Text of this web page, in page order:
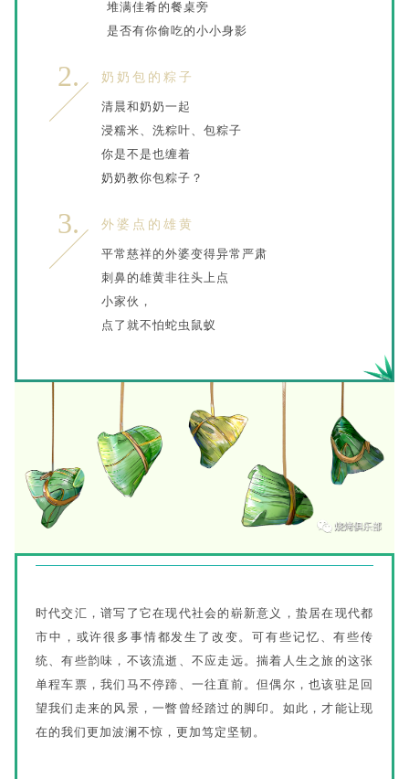
堆满佳肴的餐桌旁
是否有你偷吃的小小身影
2. 奶奶包的粽子
清晨和奶奶一起
浸糯米、洗粽叶、包粽子
你是不是也缠着
奶奶教你包粽子？
3. 外婆点的雄黄
平常慈祥的外婆变得异常严肃
刺鼻的雄黄非往头上点
小家伙，
点了就不怕蛇虫鼠蚁
时代交汇，谱写了它在现代社会的崭新意义，蛰居在现代都
市中，或许很多事情都发生了改变。可有些记忆、有些传
统、有些韵味，不该流逝、不应走远。揣着人生之旅的这张
单程车票，我们马不停蹄、一往直前。但偶尔，也该驻足回
望我们走来的风景，一瞥曾经踏过的脚印。如此，才能让现
在的我们更加波澜不惊，更加笃定坚韧。